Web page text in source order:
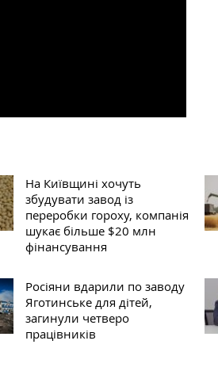
На Київщині хочуть
збудувати завод із
переробки гороху, компанія
шукає більше $20 млн
фінансування
Росіяни вдарили по заводу
Яготинське для дітей,
загинули четверо
працівників